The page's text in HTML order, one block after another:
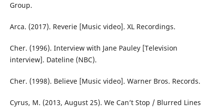
Group.
Arca. (2017). Reverie [Music video]. XL Recordings.
Cher. (1996). Interview with Jane Pauley [Television
interview]. Dateline (NBC).
Cher. (1998). Believe [Music video]. Warner Bros. Records.
Cyrus, M. (2013, August 25). We Can’t Stop / Blurred Lines